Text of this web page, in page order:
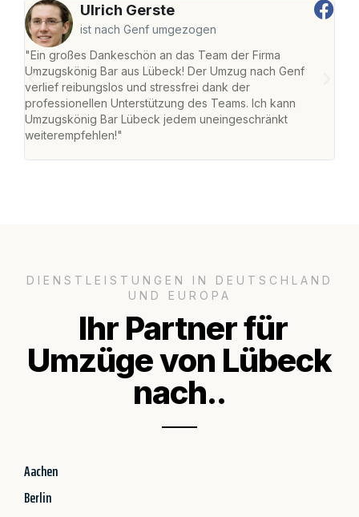
Ulrich Gerste
ist nach Genf umgezogen
"Ein großes Dankeschön an das Team der Firma
Umzugskönig Bar aus Lübeck! Der Umzug nach Genf
verlief reibungslos und stressfrei dank der
professionellen Unterstützung des Teams. Ich kann
Umzugskönig Bar Lübeck jedem uneingeschränkt
weiterempfehlen!"
DIENSTLEISTUNGEN IN DEUTSCHLAND
UND EUROPA
Ihr Partner für
Umzüge von Lübeck
nach..
Aachen
Berlin